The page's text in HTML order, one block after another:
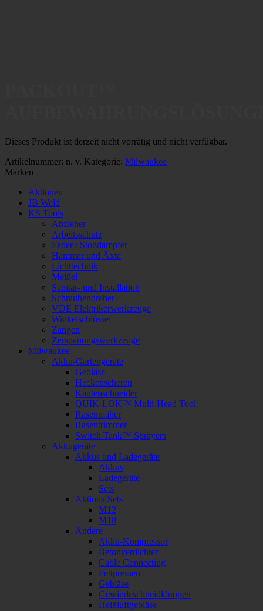
Dieses Produkt ist derzeit nicht vorrätig und nicht verfügbar.
Artikelnummer: n. v. Kategorie: Milwaukee
Marken
Aktionen
JB Weld
KS Tools
Abzieher
Arbeitsschutz
Feder / Stoßdämpfer
Hammer und Äxte
Lichttechnik
Meißel
Sanitär- und Installation
Schraubendreher
VDE Elektrikerwerkzeuge
Winkelschlüssel
Zangen
Zerspanungswerkzeuge
Milwaukee
Akku-Gartengeräte
Gebläse
Heckenscheren
Kantenschneider
QUIK-LOK™ Multi-Head Tool
Rasenmäher
Rasentrimmer
Switch Tank™ Sprayers
Akkugeräte
Akkus und Ladegeräte
Akkus
Ladegeräte
Sets
Aktions-Sets
M12
M18
Andere
Akku-Kompressor
Betonverdichter
Cable Connecting
Fettpressen
Gebläse
Gewindeschneidkluppen
Heißluftgebläse